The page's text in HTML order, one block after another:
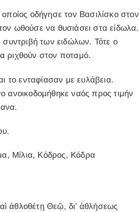
οδήγησε τον Βασιλίσκο στον
ωθούσε να θυσιάσει στα είδωλα.
των ειδώλων. Τότε ο
ριχθούν στον ποταμό.
το ενταφίασαν με ευλάβεια.
ναός προς τιμήν
Μίλια, Κόδρος, Κόδρα
ἀθλοθέτῃ Θεῷ, δι’ ἀθλήσεως